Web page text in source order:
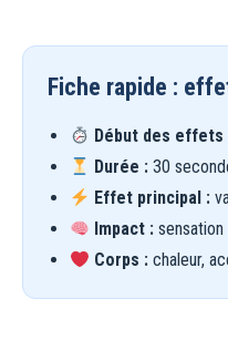
Fiche rapide :
Début des effets
Durée : 30
Effet principal :
Impact :
Corps : chaleur,